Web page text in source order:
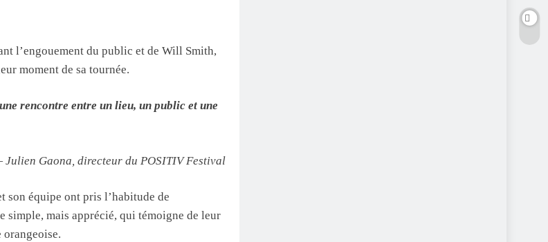
l’engouement du public et de Will Smith,
moment de sa tournée.
rencontre entre un lieu, un public et une
Julien Gaona, directeur du POSITIV Festival
son équipe ont pris l’habitude de
simple, mais apprécié, qui témoigne de leur